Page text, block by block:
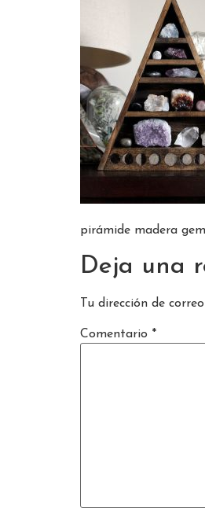
pirámide madera
Deja una
Tu dirección de
Comentario *